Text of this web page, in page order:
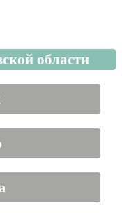
области